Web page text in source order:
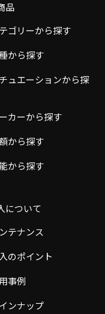
品
ゴリーから探す
から探す
ュエーションから探
カーから探す
から探す
から探す
について
テナンス
のポイント
事例
ンナップ